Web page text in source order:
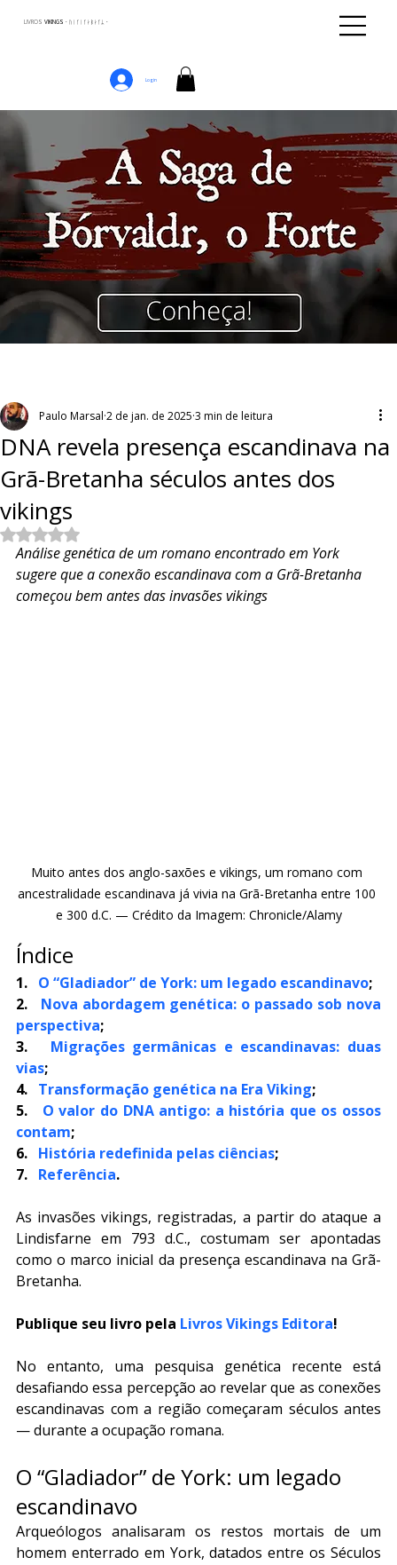
LIVROS VIKINGS · ᚢᛁᚴᛁᚴᛅᛒᛅᚴᛦ ·
Login
DNA revela presença escandinava na
Grã-Bretanha séculos antes dos
vikings
Paulo Marsal 2 de jan. de 2025 3 min de leitura
Avaliado com NaN de 5 estrelas.
Análise genética de um romano encontrado em York
sugere que a conexão escandinava com a Grã-Bretanha
começou bem antes das invasões vikings
Muito antes dos anglo-saxões e vikings, um romano com
ancestralidade escandinava já vivia na Grã-Bretanha entre 100
e 300 d.C. — Crédito da Imagem: Chronicle/Alamy
Índice
1. O “Gladiador” de York: um legado escandinavo;
2. Nova abordagem genética: o passado sob nova
perspectiva;
3. Migrações germânicas e escandinavas: duas
vias;
4. Transformação genética na Era Viking;
5.
O valor do DNA antigo: a história que os ossos
contam;
6. História redefinida pelas ciências;
7. Referência.
As invasões vikings, registradas, a partir do ataque a
Lindisfarne em 793 d.C., costumam ser apontadas
como o marco inicial da presença escandinava na Grã-
Bretanha.
Publique seu livro pela Livros Vikings Editora!
No entanto, uma pesquisa genética recente está
desafiando essa percepção ao revelar que as conexões
escandinavas com a região começaram séculos antes
— durante a ocupação romana.
O “Gladiador” de York: um legado
escandinavo
Arqueólogos analisaram os restos mortais de um
homem enterrado em York, datados entre os Séculos